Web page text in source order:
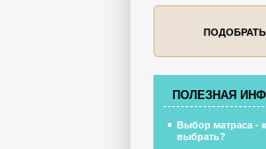
ПОЛЕЗНАЯ
Выбор матраса -
выбрать?